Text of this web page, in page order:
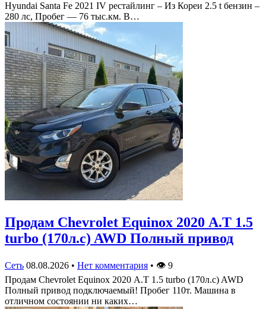
Hyundai Santa Fe 2021 IV рестайлинг – Из Кореи 2.5 t бензин –
280 лс, Пробег — 76 тыс.км. В…
Продам Chevrolet Equinox 2020 А.Т 1.5
turbo (170л.с) AWD Полный привод
Сеть 08.08.2026 • Нет комментария • 👁 9
Продам Chevrolet Equinox 2020 А.Т 1.5 turbo (170л.с) AWD
Полный привод подключаемый! Пробег 110т. Машина в
отличном состоянии ни каких…